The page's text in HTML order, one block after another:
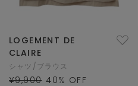
LOGEMENT DE
CLAIRE
シャツ/ブラウス
¥9,900 40% OFF